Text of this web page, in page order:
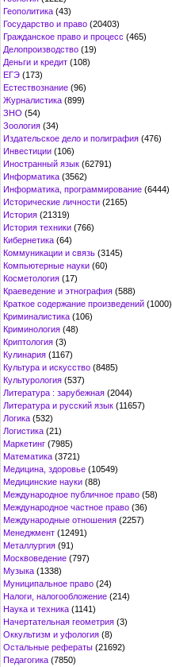
Геополитика (43)
Государство и право (20403)
Гражданское право и процесс (465)
Делопроизводство (19)
Деньги и кредит (108)
ЕГЭ (173)
Естествознание (96)
Журналистика (899)
ЗНО (54)
Зоология (34)
Издательское дело и полиграфия (476)
Инвестиции (106)
Иностранный язык (62791)
Информатика (3562)
Информатика, программирование (6444)
Исторические личности (2165)
История (21319)
История техники (766)
Кибернетика (64)
Коммуникации и связь (3145)
Компьютерные науки (60)
Косметология (17)
Краеведение и этнография (588)
Краткое содержание произведений (1000)
Криминалистика (106)
Криминология (48)
Криптология (3)
Кулинария (1167)
Культура и искусство (8485)
Культурология (537)
Литература : зарубежная (2044)
Литература и русский язык (11657)
Логика (532)
Логистика (21)
Маркетинг (7985)
Математика (3721)
Медицина, здоровье (10549)
Медицинские науки (88)
Международное публичное право (58)
Международное частное право (36)
Международные отношения (2257)
Менеджмент (12491)
Металлургия (91)
Москвоведение (797)
Музыка (1338)
Муниципальное право (24)
Налоги, налогообложение (214)
Наука и техника (1141)
Начертательная геометрия (3)
Оккультизм и уфология (8)
Остальные рефераты (21692)
Педагогика (7850)